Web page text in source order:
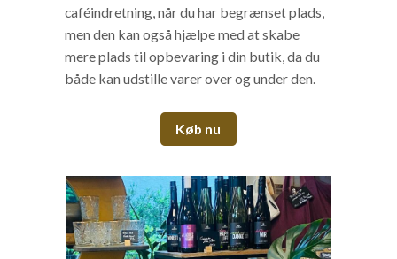
caféindretning, når du har begrænset plads,
men den kan også hjælpe med at skabe
mere plads til opbevaring i din butik, da du
både kan udstille varer over og under den.
Køb nu